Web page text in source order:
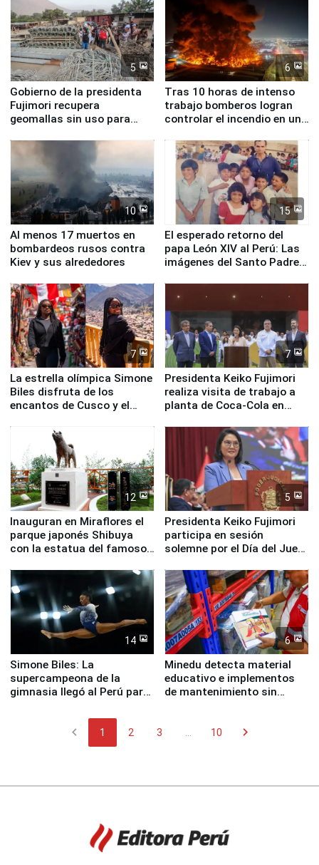
5
Gobierno de la presidenta
Fujimori recupera
geomallas sin uso para
Fenómeno El Niño
6
Tras 10 horas de intenso
trabajo bomberos logran
controlar el incendio en una
de Chile
10
Al menos 17 muertos en
bombardeos rusos contra
Kiev y sus alrededores
15
El esperado retorno del
papa León XIV al Perú: Las
imágenes del Santo Padre
7
La estrella olímpica Simone
Biles disfruta de los
encantos de Cusco y el
7
Presidenta Keiko Fujimori
realiza visita de trabajo a
planta de Coca-Cola en
12
Inauguran en Miraflores el
parque japonés Shibuya
con la estatua del famoso
5
Presidenta Keiko Fujimori
participa en sesión
solemne por el Día del Juez
14
Simone Biles: La
supercampeona de la
gimnasia llegó al Perú para
Panamericanos Lima 2027
6
Minedu detecta material
educativo e implementos
de mantenimiento sin
chevron_left 1 2 3 10 chevron_right